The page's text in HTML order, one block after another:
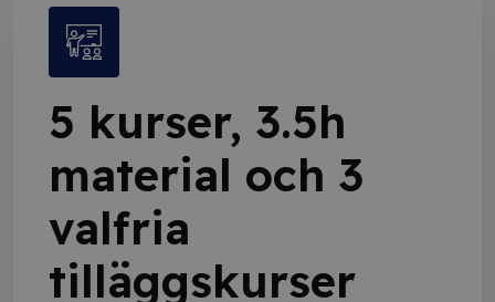
5 kurser, 3.5h
material och 3
valfria
tilläggskurser